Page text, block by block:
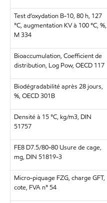
Test d’oxydation B-10, 80 h, 127
°C, augmentation KV à 100 °C, %,
M 334
Bioaccumulation, Coefficient de
distribution, Log Pow, OECD 117
Biodégradabilité après 28 jours,
%, OECD 301B
Densité à 15 °C, kg/m3, DIN
51757
FE8 D7.5/80-80 Usure de cage,
mg, DIN 51819-3
Micro-piquage FZG, charge GFT,
cote, FVA n° 54